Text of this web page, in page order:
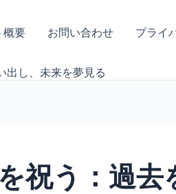
概要 お問い合わせ プライ
出し、未来を夢見る
祝う：過